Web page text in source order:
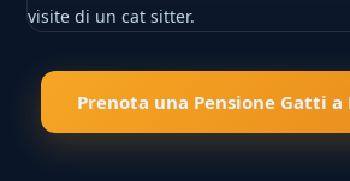
visite di un cat sitter.
Prenota una Pensione Gatti